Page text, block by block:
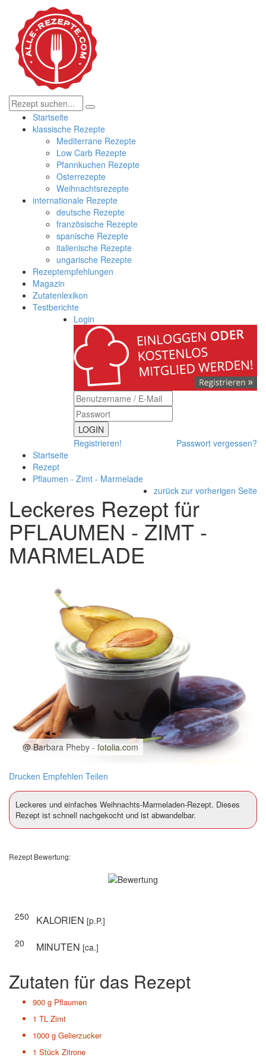
Startseite
klassische Rezepte
Mediterrane Rezepte
Low Carb Rezepte
Pfannkuchen Rezepte
Osterrezepte
Weihnachtsrezepte
internationale Rezepte
deutsche Rezepte
französische Rezepte
spanische Rezepte
italienische Rezepte
ungarische Rezepte
Rezeptempfehlungen
Magazin
Zutatenlexikon
Testberichte
Login
LOGIN
Registrieren!
Passwort vergessen?
Startseite
Rezept
Pflaumen - Zimt - Marmelade
zurück zur vorherigen Seite
Leckeres Rezept für
PFLAUMEN - ZIMT -
MARMELADE
@ Barbara Pheby - fotolia.com
Drucken Empfehlen Teilen
Leckeres und einfaches Weihnachts-Marmeladen-Rezept. Dieses
Rezept ist schnell nachgekocht und ist abwandelbar.
Rezept Bewertung:
250 KALORIEN [p.P.]
20
MINUTEN [ca.]
Zutaten für das Rezept
900 g Pflaumen
1 TL Zimt
1000 g Gelierzucker
1 Stück Zitrone